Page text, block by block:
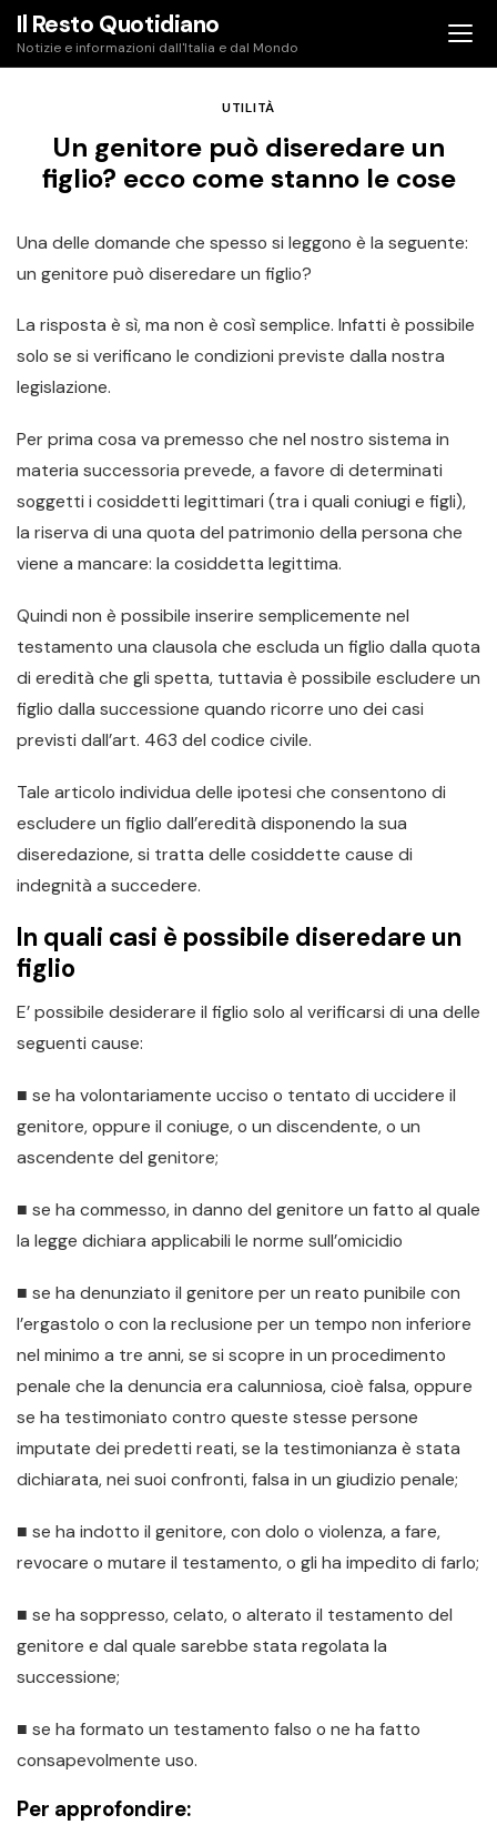
Skip
content
Il Resto Quotidiano
Notizie e informazioni dall'Italia e dal Mondo
UTILITÀ
Un genitore può diseredare un
figlio? ecco come stanno le cose
Una delle domande che spesso si leggono è la seguente:
un genitore può diseredare un figlio?
La risposta è sì, ma non è così semplice. Infatti è possibile
solo se si verificano le condizioni previste dalla nostra
legislazione.
Per prima cosa va premesso che nel nostro sistema in
materia successoria prevede, a favore di determinati
soggetti i cosiddetti legittimari (tra i quali coniugi e figli),
la riserva di una quota del patrimonio della persona che
viene a mancare: la cosiddetta legittima.
Quindi non è possibile inserire semplicemente nel
testamento una clausola che escluda un figlio dalla quota
di eredità che gli spetta, tuttavia è possibile escludere un
figlio dalla successione quando ricorre uno dei casi
previsti dall’art. 463 del codice civile.
Tale articolo individua delle ipotesi che consentono di
escludere un figlio dall’eredità disponendo la sua
diseredazione, si tratta delle cosiddette cause di
indegnità a succedere.
In quali casi è possibile diseredare un
figlio
E’ possibile desiderare il figlio solo al verificarsi di una delle
seguenti cause:
■ se ha volontariamente ucciso o tentato di uccidere il
genitore, oppure il coniuge, o un discendente, o un
ascendente del genitore;
■ se ha commesso, in danno del genitore un fatto al quale
la legge dichiara applicabili le norme sull’omicidio
■ se ha denunziato il genitore per un reato punibile con
l’ergastolo o con la reclusione per un tempo non inferiore
nel minimo a tre anni, se si scopre in un procedimento
penale che la denuncia era calunniosa, cioè falsa, oppure
se ha testimoniato contro queste stesse persone
imputate dei predetti reati, se la testimonianza è stata
dichiarata, nei suoi confronti, falsa in un giudizio penale;
■ se ha indotto il genitore, con dolo o violenza, a fare,
revocare o mutare il testamento, o gli ha impedito di farlo;
■ se ha soppresso, celato, o alterato il testamento del
genitore e dal quale sarebbe stata regolata la
successione;
■ se ha formato un testamento falso o ne ha fatto
consapevolmente uso.
Per approfondire: